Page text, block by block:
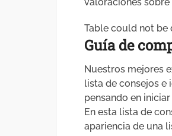
Table could not be
Guía de
Nuestros mejores
lista de consejos e
pensando en
En esta lista de
apariencia de una